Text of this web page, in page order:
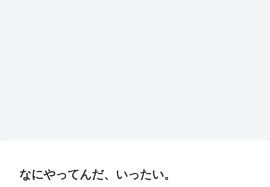
なにやってんだ、いったい。